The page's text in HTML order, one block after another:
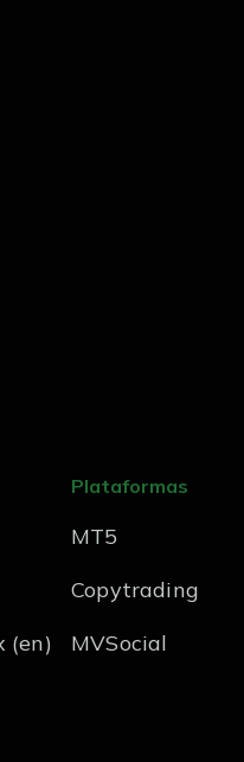
(en)
Plataformas
MT5
Copytrading
MVSocial